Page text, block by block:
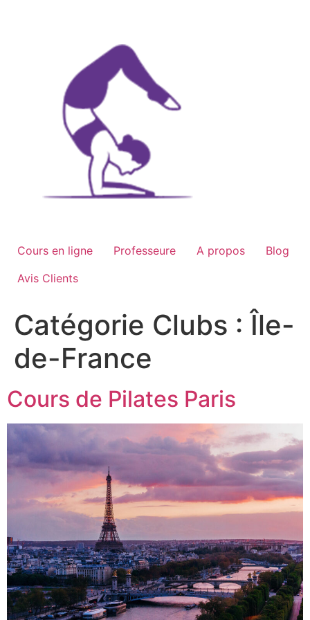
Cours en ligne Professeure A propos
Blog
Avis Clients
Catégorie Clubs :Île-
de-France
Cours de Pilates Paris